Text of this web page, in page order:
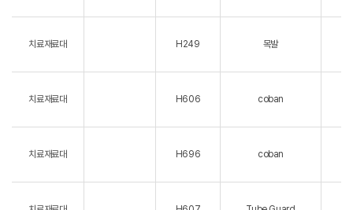
치료재료대 H249 목발
치료재료대 H606 coban
치료재료대 H696 coban